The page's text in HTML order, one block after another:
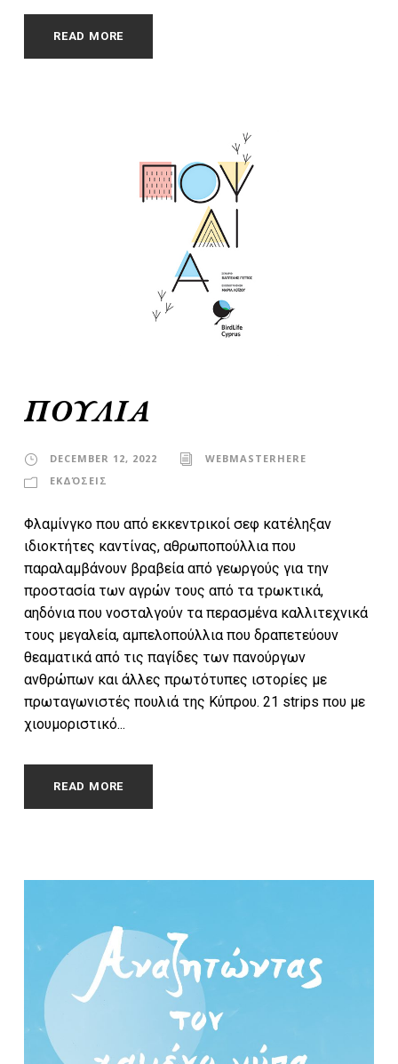
READ MORE
ΠΟΥΛΙΑ
DECEMBER 12, 2022
WEBMASTERHERE
ΕΚΔΌΣΕΙΣ
Φλαμίνγκο που από εκκεντρικοί σεφ κατέληξαν
ιδιοκτήτες καντίνας, αθρωποπούλλια που
παραλαμβάνουν βραβεία από γεωργούς για την
προστασία των αγρών τους από τα τρωκτικά,
αηδόνια που νοσταλγούν τα περασμένα καλλιτεχνικά
τους μεγαλεία, αμπελοπούλλια που δραπετεύουν
θεαματικά από τις παγίδες των πανούργων
ανθρώπων και άλλες πρωτότυπες ιστορίες με
πρωταγωνιστές πουλιά της Κύπρου. 21 strips που με
χιουμοριστικό...
READ MORE